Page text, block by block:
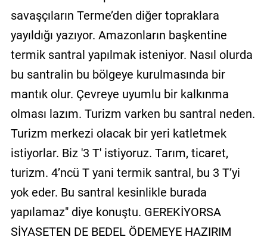
savaşçıların Terme’den diğer topraklara
yayıldığı yazıyor. Amazonların başkentine
termik santral yapılmak isteniyor. Nasıl olurda
bu santralin bu bölgeye kurulmasında bir
mantık olur. Çevreye uyumlu bir kalkınma
olması lazım. Turizm varken bu santral neden.
Turizm merkezi olacak bir yeri katletmek
istiyorlar. Biz '3 T' istiyoruz. Tarım, ticaret,
turizm. 4’ncü T yani termik santral, bu 3 T’yi
yok eder. Bu santral kesinlikle burada
yapılamaz" diye konuştu. GEREKİYORSA
SİYASETEN DE BEDEL ÖDEMEYE HAZIRIM